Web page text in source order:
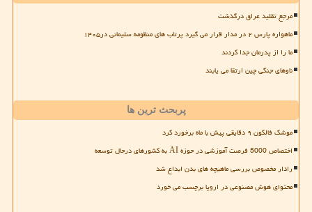
مرجع تقلید عراق درگذشت
ماهواره پارس ۲ در مدار قرار می گیرد پرتاب های منظومه سلیمانی در۱۴۰۵
ما را از پدرمان جدا کردند
ناوهای جنگی چین ارتقا می یابند
پربحث ترین ها
موشک فالکون ۹ دقایقی پیش با ماه برخورد کرد
اختصاص 5000 فرصت آموزشی در حوزه AI به کشورهای درحال توسعه
رادار مخصوص بررسی ماهیچه های بدن ابداع شد
محتوای هوش مصنوعی در اروپا برچسب می خورد